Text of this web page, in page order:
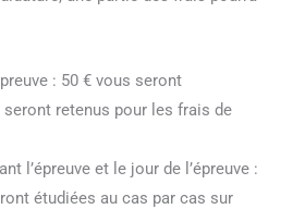
: 50 € vous seront
seront retenus pour les frais de
l’épreuve et le jour de l’épreuve :
étudiées au cas par cas sur